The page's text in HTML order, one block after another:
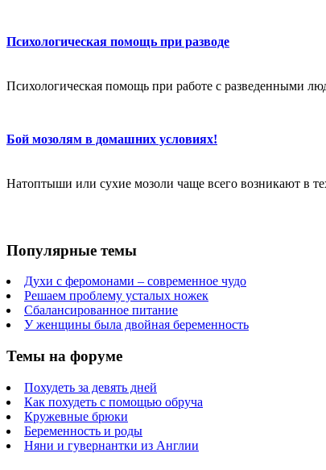
Психологическая помощь при разводе
Психологическая помощь при работе с разведенными
Бой мозолям в домашних условиях!
Натоптыши или сухие мозоли чаще всего возникают в
Популярные темы
Духи с феромонами – современное чудо
Решаем проблему усталых ножек
Сбалансированное питание
У женщины была двойная беременность
Темы на форуме
Похудеть за девять дней
Как похудеть с помощью обруча
Кружевные брюки
Беременность и роды
Няни и гувернантки из Англии